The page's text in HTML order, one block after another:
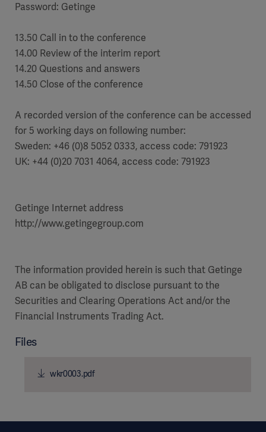
Password: Getinge
13.50 Call in to the conference
14.00 Review of the interim report
14.20 Questions and answers
14.50 Close of the conference
A recorded version of the conference can be accessed
for 5 working days on following number:
Sweden: +46 (0)8 5052 0333, access code: 791923
UK: +44 (0)20 7031 4064, access code: 791923
Getinge Internet address
http://www.getingegroup.com
The information provided herein is such that Getinge
AB can be obligated to disclose pursuant to the
Securities and Clearing Operations Act and/or the
Financial Instruments Trading Act.
Files
wkr0003.pdf